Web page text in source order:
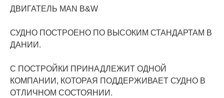
ДВИГАТЕЛЬ MAN B&W
СУДНО ПОСТРОЕНО ПО ВЫСОКИМ СТАНДАРТАМ В
ДАНИИ.
С ПОСТРОЙКИ ПРИНАДЛЕЖИТ ОДНОЙ
КОМПАНИИ, КОТОРАЯ ПОДДЕРЖИВАЕТ СУДНО В
ОТЛИЧНОМ СОСТОЯНИИ.